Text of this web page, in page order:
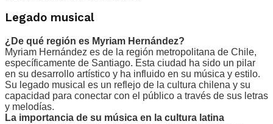
Legado musical
¿De qué región es Myriam Hernández?
Myriam Hernández es de la región metropolitana de Chile,
específicamente de Santiago. Esta ciudad ha sido un pilar
en su desarrollo artístico y ha influido en su música y estilo.
Su legado musical es un reflejo de la cultura chilena y su
capacidad para conectar con el público a través de sus letras
y melodías.
La importancia de su música en la cultura latina